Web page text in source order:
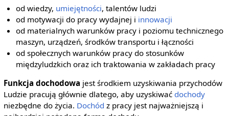
od wiedzy, umiejętności, talentów ludzi
od motywacji do pracy wydajnej i innowacji
od materialnych warunków pracy i poziomu technicznego
maszyn, urządzeń, środków transportu i łączności
od społecznych warunków pracy do stosunków
międzyludzkich oraz ich traktowania w zakładach pracy
Funkcja dochodowa jest środkiem uzyskiwania przychodów
Ludzie pracują głównie dlatego, aby uzyskiwać dochody
niezbędne do życia. Dochód z pracy jest najważniejszą i